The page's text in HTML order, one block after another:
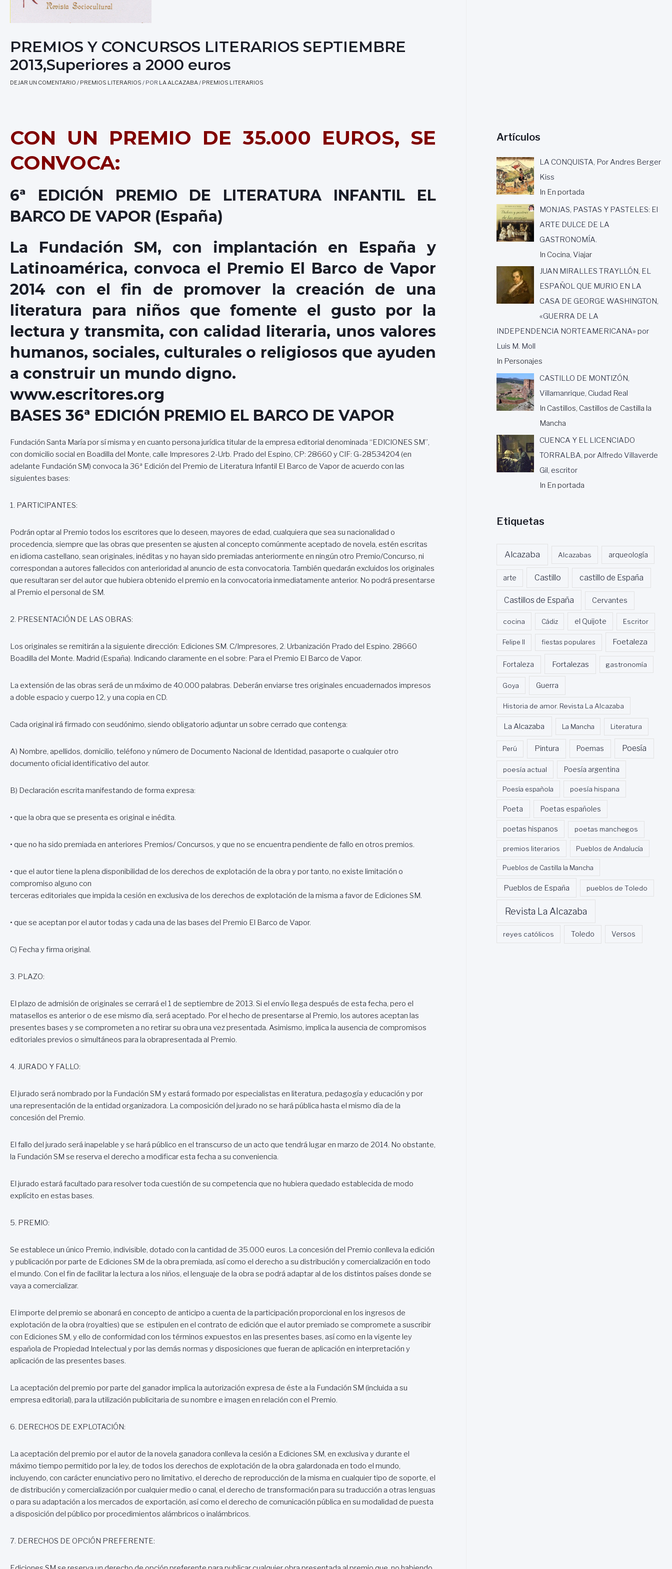
PREMIOS Y CONCURSOS LITERARIOS SEPTIEMBRE
2013,Superiores a 2000 euros
DEJAR UN COMENTARIO / PREMIOS LITERARIOS / POR LA ALCAZABA/ PREMIOS LITERARIOS
CON UN PREMIO DE 35.000 EUROS, SE
CONVOCA:
6ª EDICIÓN PREMIO DE LITERATURA INFANTIL EL
BARCO DE VAPOR (España)
La Fundación SM, con implantación en España y
Latinoamérica, convoca el Premio El Barco de Vapor
2014 con el fin de promover la creación de una
literatura para niños que fomente el gusto por la
lectura y transmita, con calidad literaria, unos valores
humanos, sociales, culturales o religiosos que ayuden
a construir un mundo digno.
www.escritores.org
BASES 36ª EDICIÓN PREMIO EL BARCO DE VAPOR
Fundación Santa María por sí misma y en cuanto persona jurídica titular de la empresa editorial denominada “EDICIONES SM”,
con domicilio social en Boadilla del Monte, calle Impresores 2-Urb. Prado del Espino, CP: 28660 y CIF: G-28534204 (en
adelante Fundación SM) convoca la 36ª Edición del Premio de Literatura Infantil El Barco de Vapor de acuerdo con las
siguientes bases:
1. PARTICIPANTES:
Podrán optar al Premio todos los escritores que lo deseen, mayores de edad, cualquiera que sea su nacionalidad o
procedencia, siempre que las obras que presenten se ajusten al concepto comúnmente aceptado de novela, estén escritas
en idioma castellano, sean originales, inéditas y no hayan sido premiadas anteriormente en ningún otro Premio/Concurso, ni
correspondan a autores fallecidos con anterioridad al anuncio de esta convocatoria. También quedarán excluidos los originales
que resultaran ser del autor que hubiera obtenido el premio en la convocatoria inmediatamente anterior. No podrá presentarse
al Premio el personal de SM.
2. PRESENTACIÓN DE LAS OBRAS:
Los originales se remitirán a la siguiente dirección: Ediciones SM. C/Impresores, 2. Urbanización Prado del Espino. 28660
Boadilla del Monte. Madrid (España). Indicando claramente en el sobre: Para el Premio El Barco de Vapor.
La extensión de las obras será de un máximo de 40.000 palabras. Deberán enviarse tres originales encuadernados impresos
a doble espacio y cuerpo 12, y una copia en CD.
Cada original irá firmado con seudónimo, siendo obligatorio adjuntar un sobre cerrado que contenga:
A) Nombre, apellidos, domicilio, teléfono y número de Documento Nacional de Identidad, pasaporte o cualquier otro
documento oficial identificativo del autor.
B) Declaración escrita manifestando de forma expresa:
• que la obra que se presenta es original e inédita.
• que no ha sido premiada en anteriores Premios/ Concursos, y que no se encuentra pendiente de fallo en otros premios.
• que el autor tiene la plena disponibilidad de los derechos de explotación de la obra y por tanto, no existe limitación o
compromiso alguno con
terceras editoriales que impida la cesión en exclusiva de los derechos de explotación de la misma a favor de Ediciones SM.
• que se aceptan por el autor todas y cada una de las bases del Premio El Barco de Vapor.
C) Fecha y firma original.
3. PLAZO:
El plazo de admisión de originales se cerrará el 1 de septiembre de 2013. Si el envío llega después de esta fecha, pero el
matasellos es anterior o de ese mismo día, será aceptado. Por el hecho de presentarse al Premio, los autores aceptan las
presentes bases y se comprometen a no retirar su obra una vez presentada. Asimismo, implica la ausencia de compromisos
editoriales previos o simultáneos para la obrapresentada al Premio.
4. JURADO Y FALLO:
El jurado será nombrado por la Fundación SM y estará formado por especialistas en literatura, pedagogía y educación y por
una representación de la entidad organizadora. La composición del jurado no se hará pública hasta el mismo día de la
concesión del Premio.
El fallo del jurado será inapelable y se hará público en el transcurso de un acto que tendrá lugar en marzo de 2014. No obstante,
la Fundación SM se reserva el derecho a modificar esta fecha a su conveniencia.
El jurado estará facultado para resolver toda cuestión de su competencia que no hubiera quedado establecida de modo
explícito en estas bases.
5. PREMIO:
Se establece un único Premio, indivisible, dotado con la cantidad de 35.000 euros. La concesión del Premio conlleva la edición
y publicación por parte de Ediciones SM de la obra premiada, así como el derecho a su distribución y comercialización en todo
el mundo. Con el fin de facilitar la lectura a los niños, el lenguaje de la obra se podrá adaptar al de los distintos países donde se
vaya a comercializar.
El importe del premio se abonará en concepto de anticipo a cuenta de la participación proporcional en los ingresos de
explotación de la obra (royalties) que se estipulen en el contrato de edición que el autor premiado se compromete a suscribir
con Ediciones SM, y ello de conformidad con los términos expuestos en las presentes bases, así como en la vigente ley
española de Propiedad Intelectual y por las demás normas y disposiciones que fueran de aplicación en interpretación y
aplicación de las presentes bases.
La aceptación del premio por parte del ganador implica la autorización expresa de éste a la Fundación SM (incluida a su
empresa editorial), para la utilización publicitaria de su nombre e imagen en relación con el Premio.
6. DERECHOS DE EXPLOTACIÓN:
La aceptación del premio por el autor de la novela ganadora conlleva la cesión a Ediciones SM, en exclusiva y durante el
máximo tiempo permitido por la ley, de todos los derechos de explotación de la obra galardonada en todo el mundo,
incluyendo, con carácter enunciativo pero no limitativo, el derecho de reproducción de la misma en cualquier tipo de soporte, el
de distribución y comercialización por cualquier medio o canal, el derecho de transformación para su traducción a otras lenguas
o para su adaptación a los mercados de exportación, así como el derecho de comunicación pública en su modalidad de puesta
a disposición del público por procedimientos alámbricos o inalámbricos.
7. DERECHOS DE OPCIÓN PREFERENTE:
Artículos
LA CONQUISTA, Por Andres Berger
Kiss
In En portada
MONJAS, PASTAS Y PASTELES: El
ARTE DULCE DE LA
GASTRONOMÍA.
In Cocina, Viajar
JUAN MIRALLES TRAYLLÓN, EL
ESPAÑOL QUE MURIO EN LA
CASA DE GEORGE WASHINGTON,
«GUERRA DE LA
INDEPENDENCIA NORTEAMERICANA» por
Luis M. Moll
In Personajes
CASTILLO DE MONTIZÓN,
Villamanrique, Ciudad Real
In Castillos, Castillos de Castilla la
Mancha
CUENCA Y EL LICENCIADO
TORRALBA, por Alfredo Villaverde
Gil, escritor
In En portada
Etiquetas
Alcazaba Alcazabas arqueología
arte Castillo castillo de España
Castillos de España Cervantes
cocina Cádiz el Quijote Escritor
Felipe II fiestas populares Foetaleza
Fortaleza Fortalezas gastronomía
Goya Guerra
Historia de amor. Revista La Alcazaba
La Alcazaba La Mancha Literatura
Perú Pintura Poemas Poesía
poesía actual Poesía argentina
Poesía española poesía hispana
Poeta Poetas españoles
poetas hispanos poetas manchegos
premios literarios Pueblos de Andalucía
Pueblos de Castilla la Mancha
Pueblos de España pueblos de Toledo
Revista La Alcazaba
reyes católicos Toledo Versos